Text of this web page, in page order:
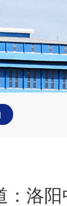
洛阳